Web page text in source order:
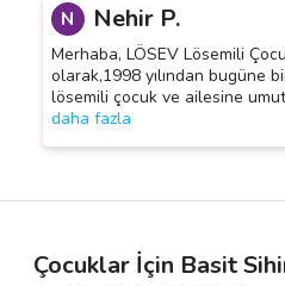
N Nehir P.
Merhaba, LÖSEV Lösemili
olarak,1998 yılından bugüne
lösemili çocuk ve ailesine umut
daha fazla
Çocuklar İçin Basit